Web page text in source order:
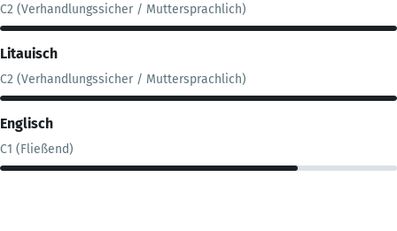
C2 (Verhandlungssicher / Muttersprachlich)
Litauisch
C2 (Verhandlungssicher / Muttersprachlich)
Englisch
C1 (Fließend)